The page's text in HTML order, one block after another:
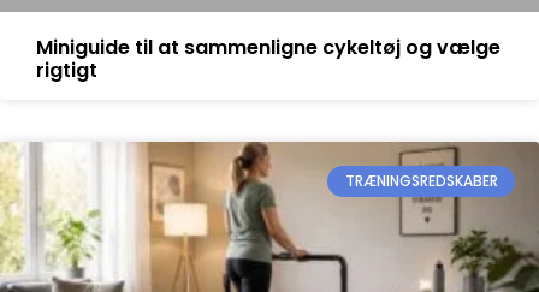
Miniguide til at sammenligne cykeltøj og vælge
rigtigt
TRÆNINGSREDSKABER